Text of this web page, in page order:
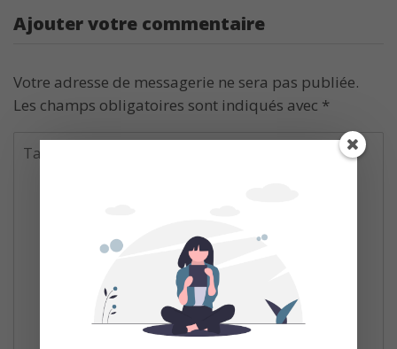
Ajouter votre commentaire
Votre adresse de messagerie ne sera pas publiée.
Les champs obligatoires sont indiqués avec *